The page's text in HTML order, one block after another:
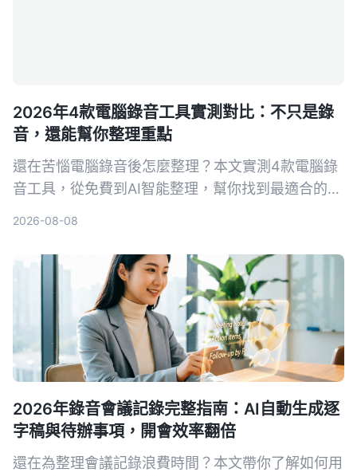
2026年4款電腦錄音工具實測對比：不只是錄
音，還能幫你整理重點
還在苦惱電腦錄音後怎麼整理？本文實測4款電腦錄
音工具，從免費到AI智能整理，幫你找到最適合的方
2026-08-08
2026年錄音會議記錄完整指南：AI自動生成逐
字稿與待辦事項，開會效率翻倍
還在為整理會議記錄浪費時間？本文帶你了解如何用